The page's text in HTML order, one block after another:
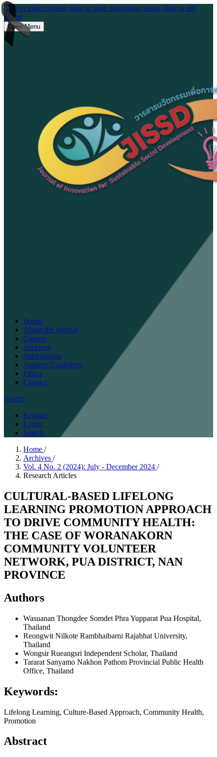
Skip to main content Skip to main navigation menu Skip to site
footer
Open Menu
Home
About the Journal
Current
Archives
Submissions
Authors Guidelines
Ethics
Contact
Search
Register
Login
Search
Home /
Archives /
Vol. 4 No. 2 (2024): July - December 2024 /
Research Articles
CULTURAL-BASED LIFELONG
LEARNING PROMOTION APPROACH
TO DRIVE COMMUNITY HEALTH:
THE CASE OF WORANAKORN
COMMUNITY VOLUNTEER
NETWORK, PUA DISTRICT, NAN
PROVINCE
Authors
Wasuanan Thongdee Somdet Phra Yupparat Pua Hospital,
Thailand
Reongwit Nilkote Rambhaibarni Rajabhat University,
Thailand
Wongsir Rueangsri Independent Scholar, Thailand
Tararat Sanyamo Nakhon Pathom Provincial Public Health
Office, Thailand
Keywords:
Lifelong Learning, Culture-Based Approach, Community Health,
Promotion
Abstract